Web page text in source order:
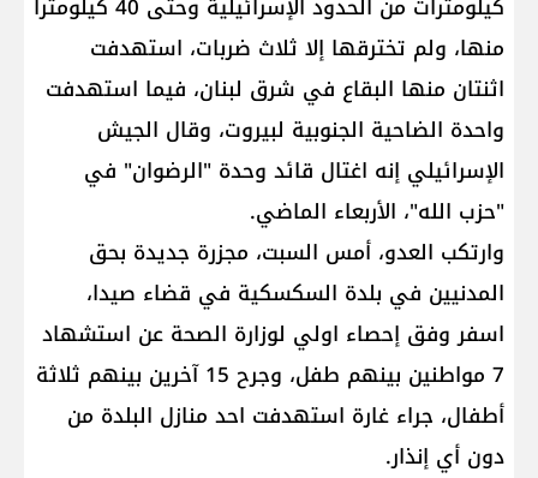
منها، ولم تخترقها إلا ثلاث ضربات، استهدفت
اثنتان منها البقاع في شرق لبنان، فيما استهدفت
واحدة الضاحية الجنوبية لبيروت، وقال الجيش
الإسرائيلي إنه اغتال قائد وحدة "الرضوان" في
"حزب الله"، الأربعاء الماضي.
وارتكب العدو، أمس السبت، مجزرة جديدة بحق
المدنيين في بلدة السكسكية في قضاء صيدا،
اسفر وفق إحصاء اولي لوزارة الصحة عن استشهاد
7 مواطنين بينهم طفل، وجرح 15 آخرين بينهم ثلاثة
أطفال، جراء غارة استهدفت احد منازل البلدة من
دون أي إنذار.